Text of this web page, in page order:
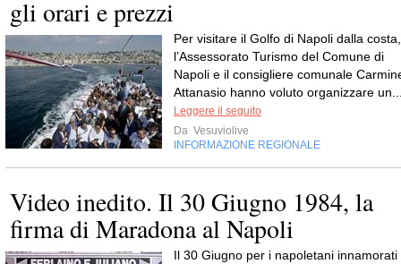
gli orari e prezzi
Per visitare il Golfo di Napoli dalla costa,
l’Assessorato Turismo del Comune di
Napoli e il consigliere comunale
Attanasio hanno voluto organizzare
Leggere il seguito
Da Vesuviolive
INFORMAZIONE REGIONALE
Video inedito. Il 30 Giugno 1984, la
firma di Maradona al Napoli
Il 30 Giugno per i napoletani innamorati